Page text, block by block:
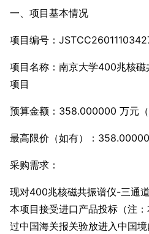
一、项目基本情况
项目编号：
项目名称：南京大学400兆核
项目
预算金额：358.000000 万元（
最高限价（如有）：
采购需求：
现对400兆核磁共振谱仪-三通
本项目接受进口产品投标（注
过中国海关报关验放进入中国